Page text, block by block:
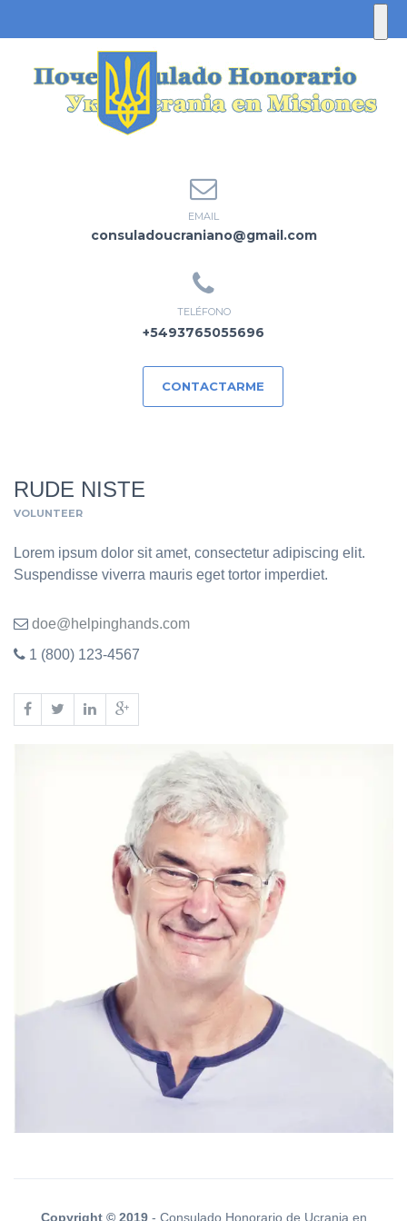
EMAIL
consuladoucraniano@gmail.com
TELÉFONO
+5493765055696
CONTACTARME
RUDE NISTE
VOLUNTEER
Lorem ipsum dolor sit amet, consectetur adipiscing elit.
Suspendisse viverra mauris eget tortor imperdiet.
doe@helpinghands.com
1 (800) 123-4567
Copyright © 2019- Consulado Honorario de Ucrania en